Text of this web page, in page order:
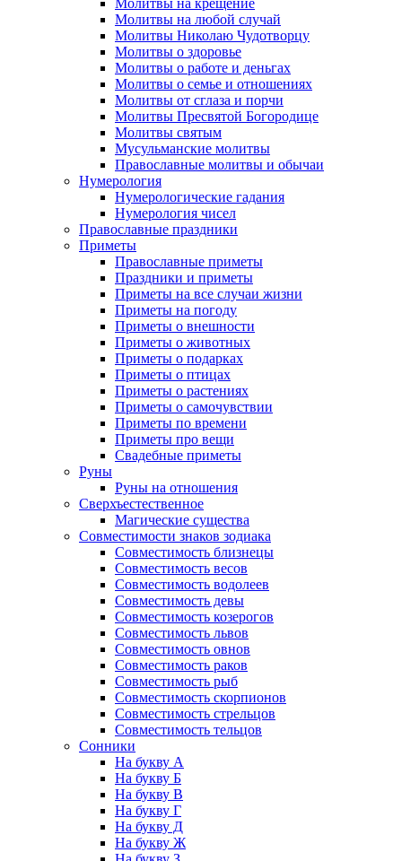
Молитвы на крещение
Молитвы на любой случай
Молитвы Николаю Чудотворцу
Молитвы о здоровье
Молитвы о работе и деньгах
Молитвы о семье и отношениях
Молитвы от сглаза и порчи
Молитвы Пресвятой Богородице
Молитвы святым
Мусульманские молитвы
Православные молитвы и обычаи
Нумерология
Нумерологические гадания
Нумерология чисел
Православные праздники
Приметы
Православные приметы
Праздники и приметы
Приметы на все случаи жизни
Приметы на погоду
Приметы о внешности
Приметы о животных
Приметы о подарках
Приметы о птицах
Приметы о растениях
Приметы о самочувствии
Приметы по времени
Приметы про вещи
Свадебные приметы
Руны
Руны на отношения
Сверхъестественное
Магические существа
Совместимости знаков зодиака
Совместимость близнецы
Совместимость весов
Совместимость водолеев
Совместимость девы
Совместимость козерогов
Совместимость львов
Совместимость овнов
Совместимость раков
Совместимость рыб
Совместимость скорпионов
Совместимость стрельцов
Совместимость тельцов
Сонники
На букву А
На букву Б
На букву В
На букву Г
На букву Д
На букву Ж